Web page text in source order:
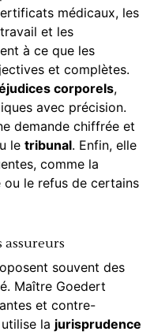
médicaux, les
et les
à ce que les
et complètes.
corporels,
avec précision.
demande chiffrée et
le tribunal. Enfin, elle
comme la
ou le refus de certains
assureurs
souvent des
Maître Goedert
et contre-
la jurisprudence